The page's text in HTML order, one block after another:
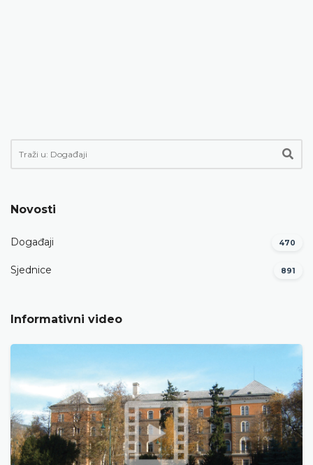
Novosti
Događaji 470
Sjednice 891
Informativni video